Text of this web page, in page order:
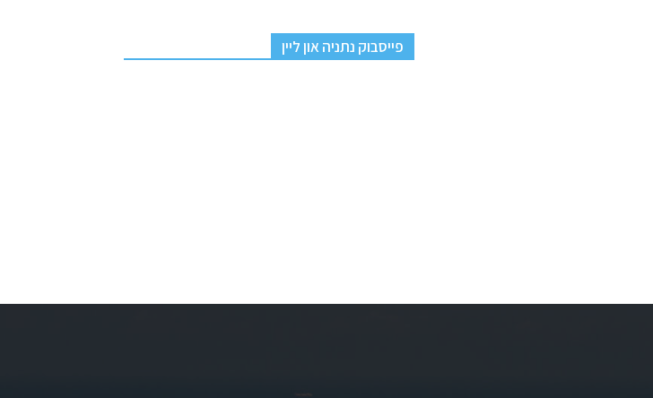
פייסבוק נתניה און ליין